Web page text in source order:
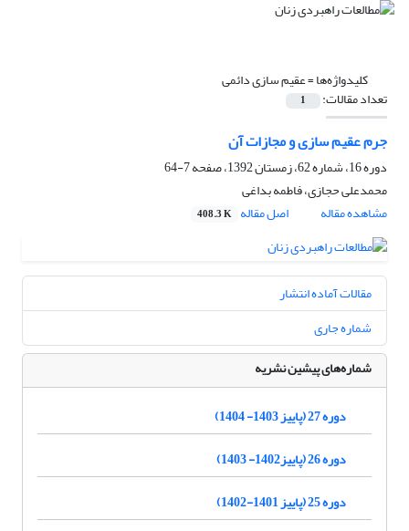
کلیدواژه‌ها =عقیم سازی دائمی
تعداد مقالات: 1
جرم عقیم سازی و مجازات آن
دوره 16، شماره 62، زمستان 1392، صفحه
7-64
محمدعلی حجازی، فاطمه بداغی
مشاهده مقاله
اصل مقاله 408.3 K
مقالات آماده انتشار
شماره جاری
شماره‌های پیشین نشریه
دوره 27 (پاییز 1403- 1404)
دوره 26 (پاییز1402- 1403)
دوره 25 (پاییز 1401-1402)